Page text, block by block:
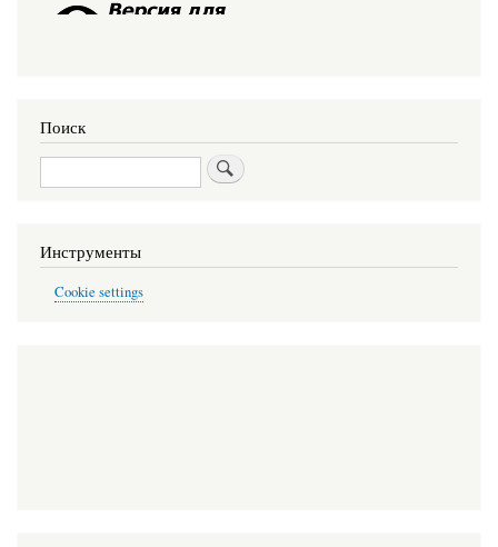
Поиск
Поиск
Инструменты
Cookie settings